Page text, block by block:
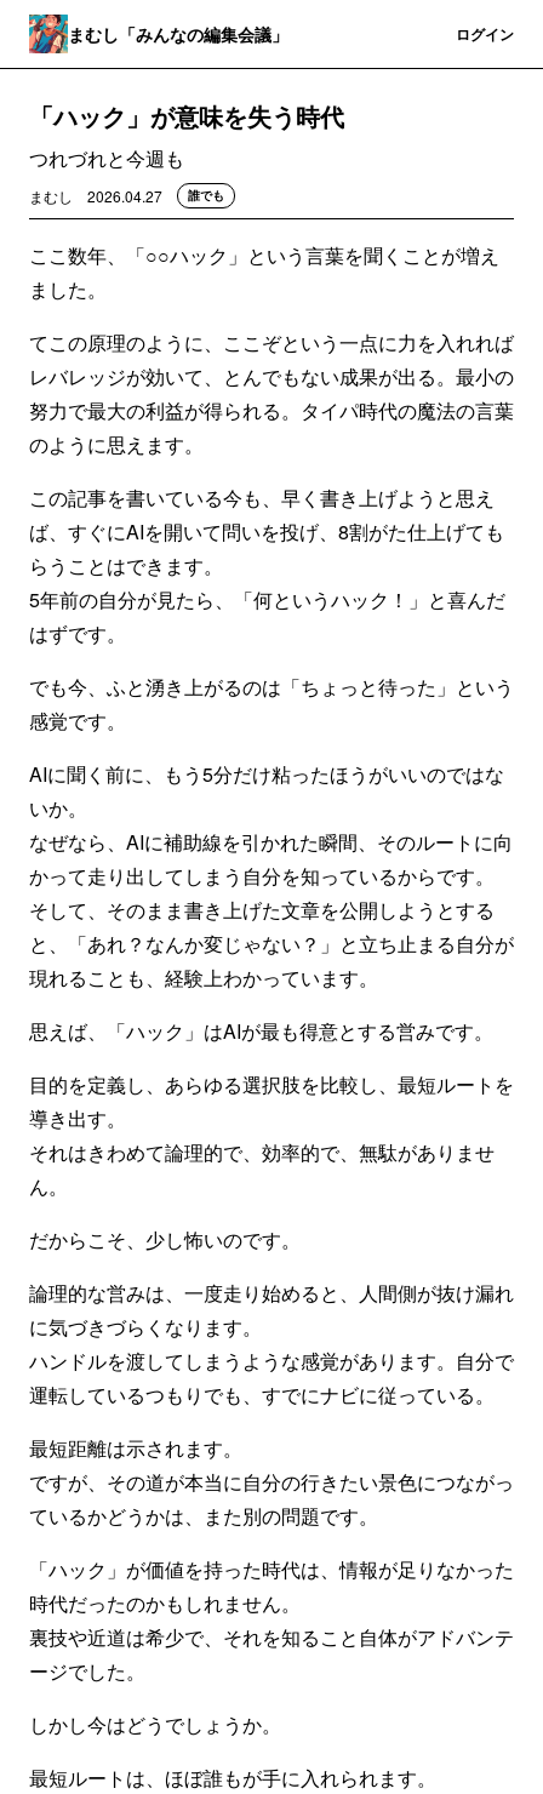
まむし「みんなの編集会議」 ログイン
「ハック」が意味を失う時代
つれづれと今週も
まむし 2026.04.27 誰でも
ここ数年、「○○ハック」という言葉を聞くことが増え
ました。
てこの原理のように、ここぞという一点に力を入れれば
レバレッジが効いて、とんでもない成果が出る。最小の
努力で最大の利益が得られる。タイパ時代の魔法の言葉
のように思えます。
この記事を書いている今も、早く書き上げようと思え
ば、すぐにAIを開いて問いを投げ、8割がた仕上げても
らうことはできます。
5年前の自分が見たら、「何というハック！」と喜んだ
はずです。
でも今、ふと湧き上がるのは「ちょっと待った」という
感覚です。
AIに聞く前に、もう5分だけ粘ったほうがいいのではな
いか。
なぜなら、AIに補助線を引かれた瞬間、そのルートに向
かって走り出してしまう自分を知っているからです。
そして、そのまま書き上げた文章を公開しようとする
と、「あれ？なんか変じゃない？」と立ち止まる自分が
現れることも、経験上わかっています。
思えば、「ハック」はAIが最も得意とする営みです。
目的を定義し、あらゆる選択肢を比較し、最短ルートを
導き出す。
それはきわめて論理的で、効率的で、無駄がありませ
ん。
だからこそ、少し怖いのです。
論理的な営みは、一度走り始めると、人間側が抜け漏れ
に気づきづらくなります。
ハンドルを渡してしまうような感覚があります。自分で
運転しているつもりでも、すでにナビに従っている。
最短距離は示されます。
ですが、その道が本当に自分の行きたい景色につながっ
ているかどうかは、また別の問題です。
「ハック」が価値を持った時代は、情報が足りなかった
時代だったのかもしれません。
裏技や近道は希少で、それを知ること自体がアドバンテ
ージでした。
しかし今はどうでしょうか。
最短ルートは、ほぼ誰もが手に入れられます。